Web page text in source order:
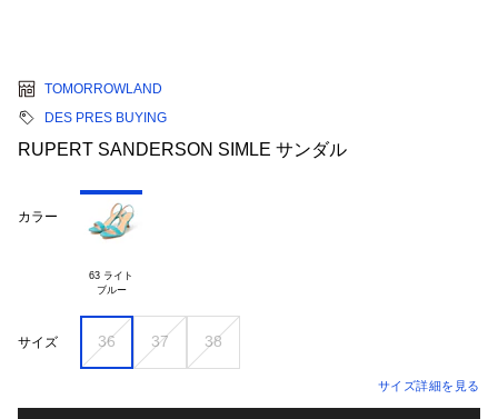
TOMORROWLAND
DES PRES BUYING
RUPERT SANDERSON SIMLE サンダル
カラー
63 ライト
ブルー
サイズ 36 37 38
サイズ詳細を見る